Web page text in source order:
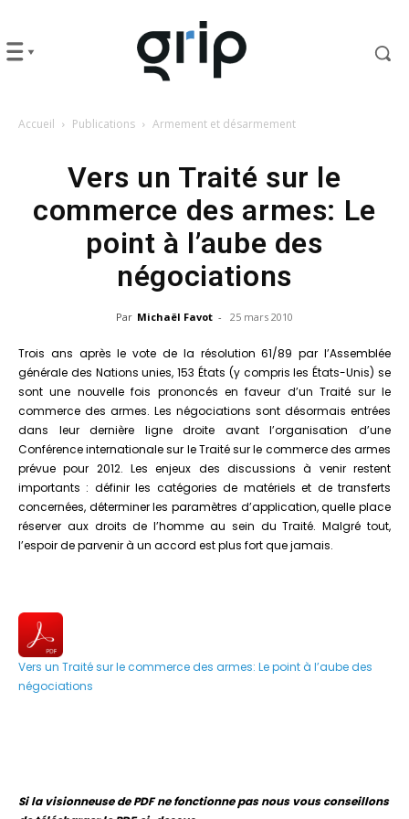
Accueil Publications Armement et désarmement
Vers un Traité sur le
commerce des armes: Le
point à l’aube des
négociations
Par Michaël Favot - 25 mars 2010
Trois ans après le vote de la résolution 61/89 par l’Assemblée
générale des Nations unies, 153 États (y compris les États-Unis) se
sont une nouvelle fois prononcés en faveur d’un Traité sur le
commerce des armes. Les négociations sont désormais entrées
dans leur dernière ligne droite avant l’organisation d’une
Conférence internationale sur le Traité sur le commerce des armes
prévue pour 2012. Les enjeux des discussions à venir restent
importants : définir les catégories de matériels et de transferts
concernées, déterminer les paramètres d’application, quelle place
réserver aux droits de l’homme au sein du Traité. Malgré tout,
l’espoir de parvenir à un accord est plus fort que jamais.
Vers un Traité sur le commerce des armes: Le point à l’aube des
négociations
Si la visionneuse de PDF ne fonctionne pas nous vous conseillons